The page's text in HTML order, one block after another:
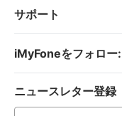
サポート
iMyFoneをフォロー:
ニュースレター登録